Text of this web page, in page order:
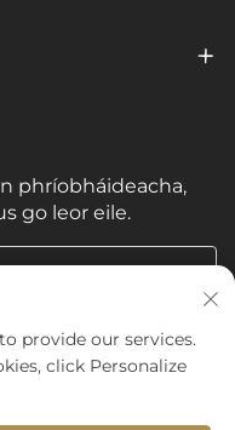
phríobháideacha,
go leor eile.
provide our services.
click Personalize